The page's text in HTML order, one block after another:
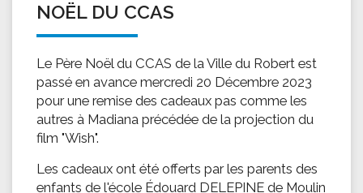
NOËL DU CCAS
Le Père Noël du CCAS de la Ville du Robert est
passé en avance mercredi 20 Décembre 2023
pour une remise des cadeaux pas comme les
autres à Madiana précédée de la projection du
film "Wish".
Les cadeaux ont été offerts par les parents des
enfants de l'école Édouard DELEPINE de Moulin